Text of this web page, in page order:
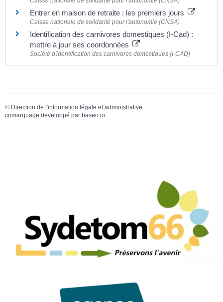
Entrer en maison de retraite : les premiers jours
Caisse nationale de solidarité pour l'autonomie (CNSA)
Identification des carnivores domestiques (I-Cad) :
mettre à jour ses coordonnées
Société d'identification des carnivores domestiques (I-CAD)
© Direction de l'information légale et administrative
comarquage developpé par baseo.io